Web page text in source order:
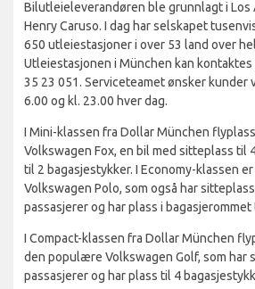
Bilutleieleverandøren ble grunnlagt i Los
Henry Caruso. I dag har selskapet
650 utleiestasjoner i over 53 land over
Utleiestasjonen i München kan
35 23 051. Serviceteamet ønsker kunder
6.00 og kl. 23.00 hver dag.
I Mini-klassen fra Dollar München
Volkswagen Fox, en bil med sitteplass til
til 2 bagasjestykker. I Economy-klassen
Volkswagen Polo, som også har
passasjerer og har plass i
I Compact-klassen fra Dollar München
den populære Volkswagen Golf, som har
passasjerer og har plass til 4